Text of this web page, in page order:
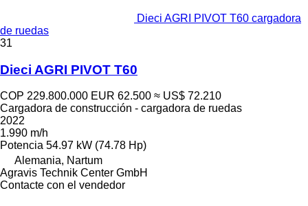
Dieci AGRI PIVOT T60 cargadora
de ruedas
31
Dieci AGRI PIVOT T60
COP 229.800.000 EUR 62.500 ≈ US$ 72.210
Cargadora de construcción - cargadora de ruedas
2022
1.990 m/h
Potencia 54.97 kW (74.78 Hp)
Alemania, Nartum
Agravis Technik Center GmbH
Contacte con el vendedor